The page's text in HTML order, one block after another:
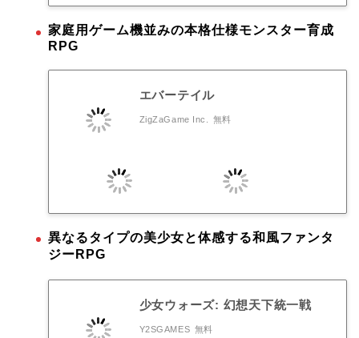
家庭用ゲーム機並みの本格仕様モンスター育成
RPG
エバーテイル
ZigZaGame Inc. 無料
異なるタイプの美少女と体感する和風ファンタ
ジーRPG
少女ウォーズ: 幻想天下統一戦
Y2SGAMES 無料